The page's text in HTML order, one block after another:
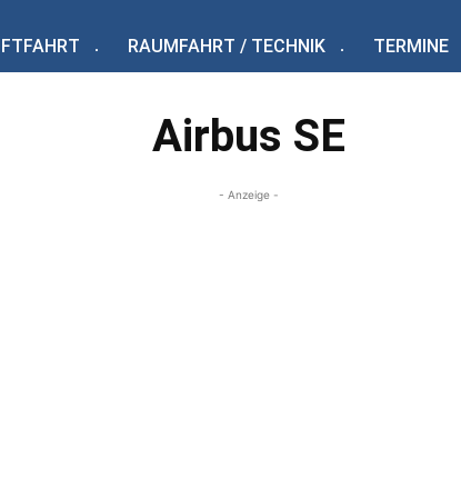
RAUMFAHRT / TECHNIK TERMINE
Airbus SE
- Anzeige -